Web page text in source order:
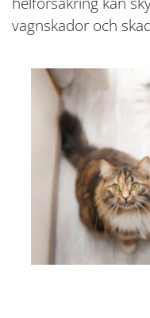
vagnskador och